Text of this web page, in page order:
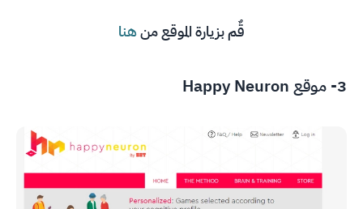
قٌم بزيارة الموقع منهنا
3- موقع Happy Neuron